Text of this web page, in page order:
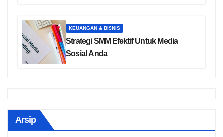
KEUANGAN & BISNIS
Strategi SMM Efektif Untuk Media
Sosial Anda
Arsip